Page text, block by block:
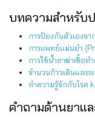
บทความสำหรับ
การป้องกันตัวเองจา
การแพทย์แม่นยำ
การใช้น้ำยาฆ่าเชื้อ
จำนวนก้าวเดินและ
ทำความรู้จักกับโรค
คำถามด้านยาแ